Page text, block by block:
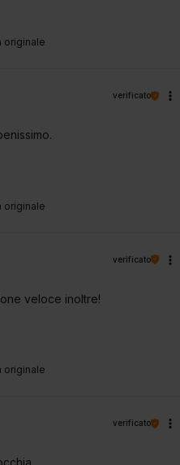
originale
originale
verificato
originale
verificato
veloce inoltre!
verificato